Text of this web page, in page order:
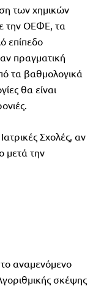
των χημικών
την ΟΕΦΕ, τα
επίπεδο
πραγματική
τα βαθμολογικά
θα είναι
Σχολές, αν
μετά την
αναμενόμενο
σκέψης